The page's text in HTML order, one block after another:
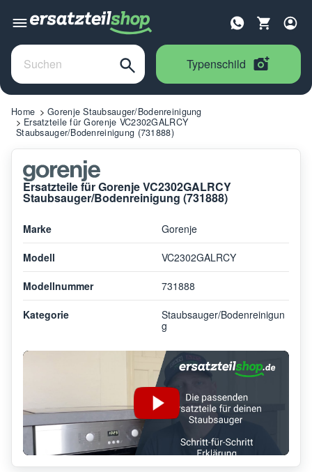
Typenschild
Home
Gorenje Staubsauger/Bodenreinigung
Ersatzteile für Gorenje VC2302GALRCY
Staubsauger/Bodenreinigung (731888)
Ersatzteile für Gorenje VC2302GALRCY
Staubsauger/Bodenreinigung (731888)
Marke Gorenje
Modell VC2302GALRCY
Modellnummer 731888
Kategorie
Staubsauger/Bodenreinigun
g